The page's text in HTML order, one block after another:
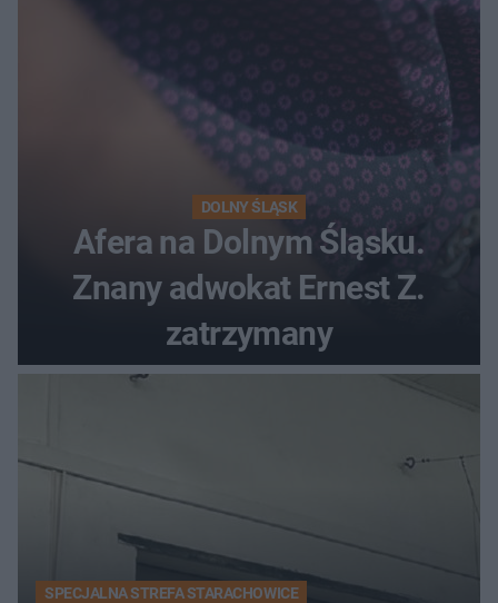
DOLNY ŚLĄSK
Afera na Dolnym Śląsku.
Znany adwokat Ernest Z.
zatrzymany
SPECJALNA STREFA STARACHOWICE